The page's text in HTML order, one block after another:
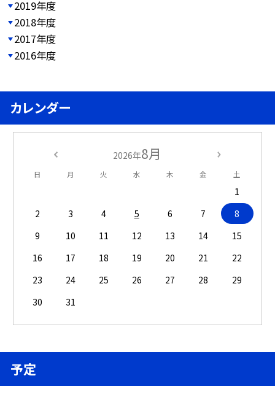
2019年度
2018年度
2017年度
2016年度
カレンダー
2026年8月
日 月 火 水 木 金 土
1
2
3 4 5 6 7
8
9
10 11 12 13 14
15
16
17 18 19 20 21
22
23
24 25 26 27 28
29
30
31
予定